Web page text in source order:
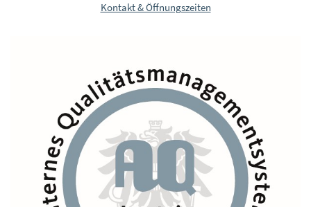
Kontakt & Öffnungszeiten